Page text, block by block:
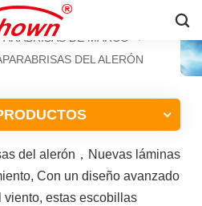
Pусский
Español
PRODUCTOS
DE MARCO
DEL ALERÓN
del alerón ， Nuevas láminas
Con un diseño avanzado
estas escobillas